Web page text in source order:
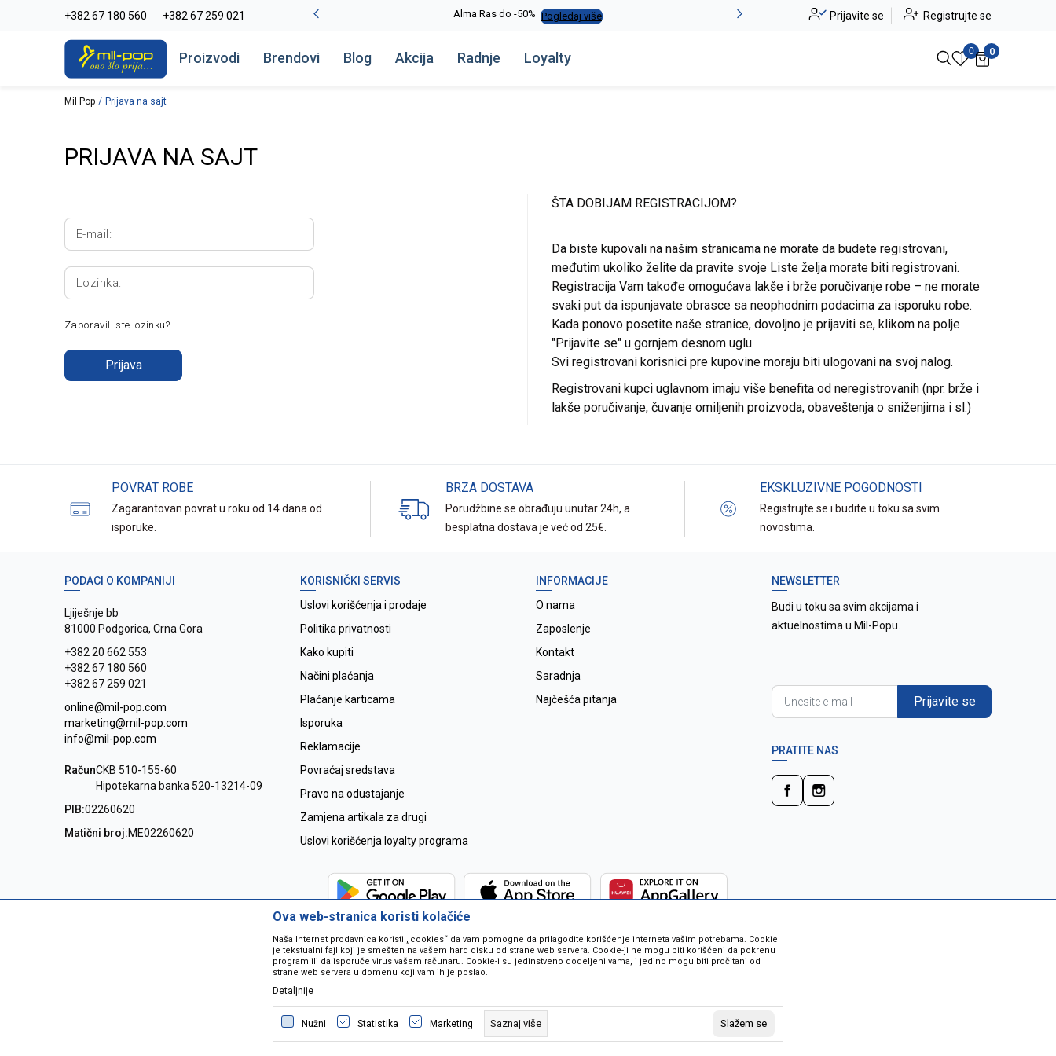
+382 67 180 560 +382 67 259 021
La Plage peškiri do -30% Pogledaj više Alma Ras do -50% Pogledaj više Novo u ponudi - Jadea Pogledaj više
Prijavite se Registrujte se
Proizvodi Brendovi Blog Akcija Radnje Loyalty 0 0
Mil Pop Prijava na sajt
PRIJAVA NA SAJT
E-mail:
Lozinka:
Zaboravili ste lozinku?
Prijava
ŠTA DOBIJAM REGISTRACIJOM?
Da biste kupovali na našim stranicama ne morate da budete registrovani,
međutim ukoliko želite da pravite svoje Liste želja morate biti registrovani.
Registracija Vam takođe omogućava lakše i brže poručivanje robe – ne morate
svaki put da ispunjavate obrasce sa neophodnim podacima za isporuku robe.
Kada ponovo posetite naše stranice, dovoljno je prijaviti se, klikom na polje
"Prijavite se" u gornjem desnom uglu.
Svi registrovani korisnici pre kupovine moraju biti ulogovani na svoj nalog.
Registrovani kupci uglavnom imaju više benefita od neregistrovanih (npr. brže i
lakše poručivanje, čuvanje omiljenih proizvoda, obaveštenja o sniženjima i sl.)
POVRAT ROBE
Zagarantovan povrat u roku od 14 dana od
isporuke.
BRZA DOSTAVA
Porudžbine se obrađuju unutar 24h, a
besplatna dostava je već od 25€.
EKSKLUZIVNE POGODNOSTI
Registrujte se i budite u toku sa svim
novostima.
PODACI O KOMPANIJI
Ljiješnje bb
81000 Podgorica, Crna Gora
+382 20 662 553
+382 67 180 560
+382 67 259 021
online@mil-pop.com
marketing@mil-pop.com
info@mil-pop.com
RačunCKB 510-155-60
Hipotekarna banka 520-13214-09
PIB:02260620
Matični broj:ME02260620
KORISNIČKI SERVIS
Uslovi korišćenja i prodaje
Politika privatnosti
Kako kupiti
Načini plaćanja
Plaćanje karticama
Isporuka
Reklamacije
Povraćaj sredstava
Pravo na odustajanje
Zamjena artikala za drugi
Uslovi korišćenja loyalty programa
INFORMACIJE
O nama
Zaposlenje
Kontakt
Saradnja
Najčešća pitanja
NEWSLETTER
Budi u toku sa svim akcijama i
aktuelnostima u Mil-Popu.
Prijavite se
PRATITE NAS
Nastojimo da budemo što precizniji u opisu proizvoda, prikazu slika i samih cijena ali ne možemo garantovati da su sve informacije kompletne i bez
grešaka. Svi artikli na sajtu su dio naše ponude i ne podrazumjeva se da su dostupni u svakom trenutku. Raspoloživost robe možete provjeriti besplatnim
pozivom na broj 067259021.
©2026www.mil-pop.com, IzradaNB SOFT. Sva prava zadržana.
Ova web-stranica koristi kolačiće
Naša Internet prodavnica koristi „cookies“ da vam pomogne da prilagodite korišćenje interneta vašim potrebama. Cookie
je tekstualni fajl koji je smešten na vašem hard disku od strane web servera. Cookie-ji ne mogu biti korišćeni da pokrenu
program ili da isporuče virus vašem računaru. Cookie-i su jedinstveno dodeljeni vama, i jedino mogu biti pročitani od
strane web servera u domenu koji vam ih je poslao.
Detaljnije
Nužni Statistika Marketing Saznaj više Slažem se